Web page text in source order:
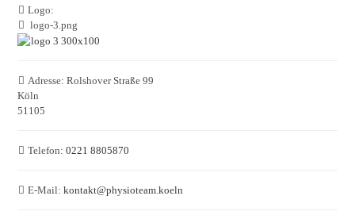
Logo:
logo-3.png
Adresse: Rolshover Straße 99
Köln
51105
Telefon: 0221 8805870
E-Mail: kontakt@physioteam.koeln